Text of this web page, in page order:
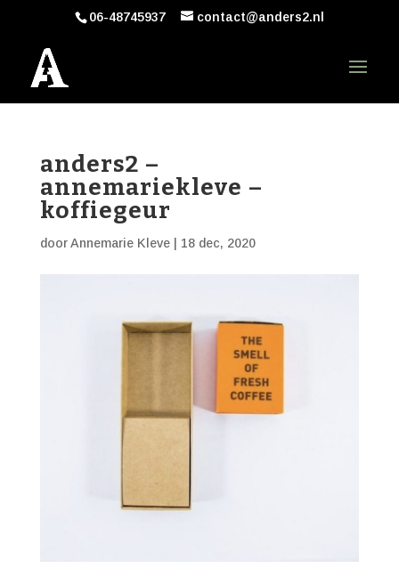
06-48745937 contact@anders2.nl
anders2 –
annemariekleve –
koffiegeur
doorAnnemarie Kleve| 18 dec, 2020